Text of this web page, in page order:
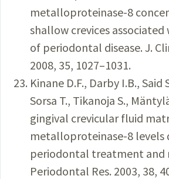
metalloproteinase-8
shallow crevices
of periodontal disease. J.
2008, 35, 1027–1031.
Kinane D.F., Darby I.B., Said
Sorsa T., Tikanoja S.,
gingival crevicular fluid
metalloproteinase-8 levels
periodontal treatment and
Periodontal Res. 2003, 38,